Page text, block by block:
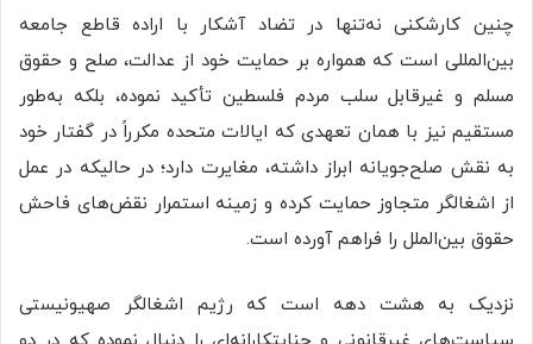
چنین کارشکنی نه‌تنها در تضاد آشکار با اراده قاطع جامعه
بین‌المللی است که همواره بر حمایت خود از عدالت، صلح و حقوق
مسلم و غیرقابل سلب مردم فلسطین تأکید نموده، بلکه به‌طور
مستقیم نیز با همان تعهدی که ایالات متحده مکرراً در گفتار خود
به نقش صلح‌جویانه ابراز داشته، مغایرت دارد؛ در حالیکه در عمل
از اشغالگر متجاوز حمایت کرده و زمینه استمرار نقض‌های فاحش
حقوق بین‌الملل را فراهم آورده است.
نزدیک به هشت دهه است که رژیم اشغالگر صهیونیستی